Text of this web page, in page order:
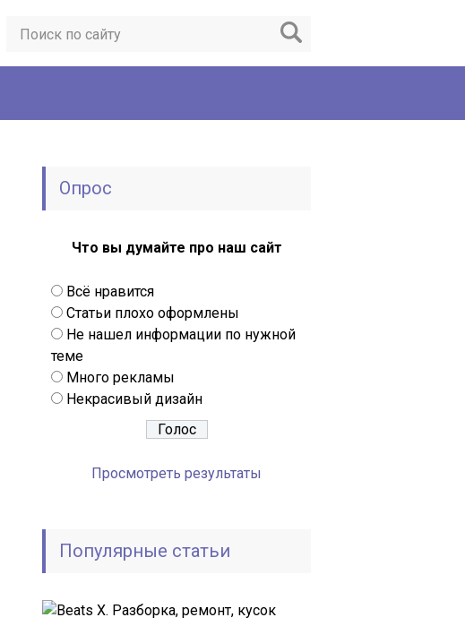
Опрос
Что вы думайте про наш сайт
Всё нравится
Статьи плохо оформлены
Не нашел информации по нужной
теме
Много рекламы
Некрасивый дизайн
Просмотреть результаты
Популярные статьи